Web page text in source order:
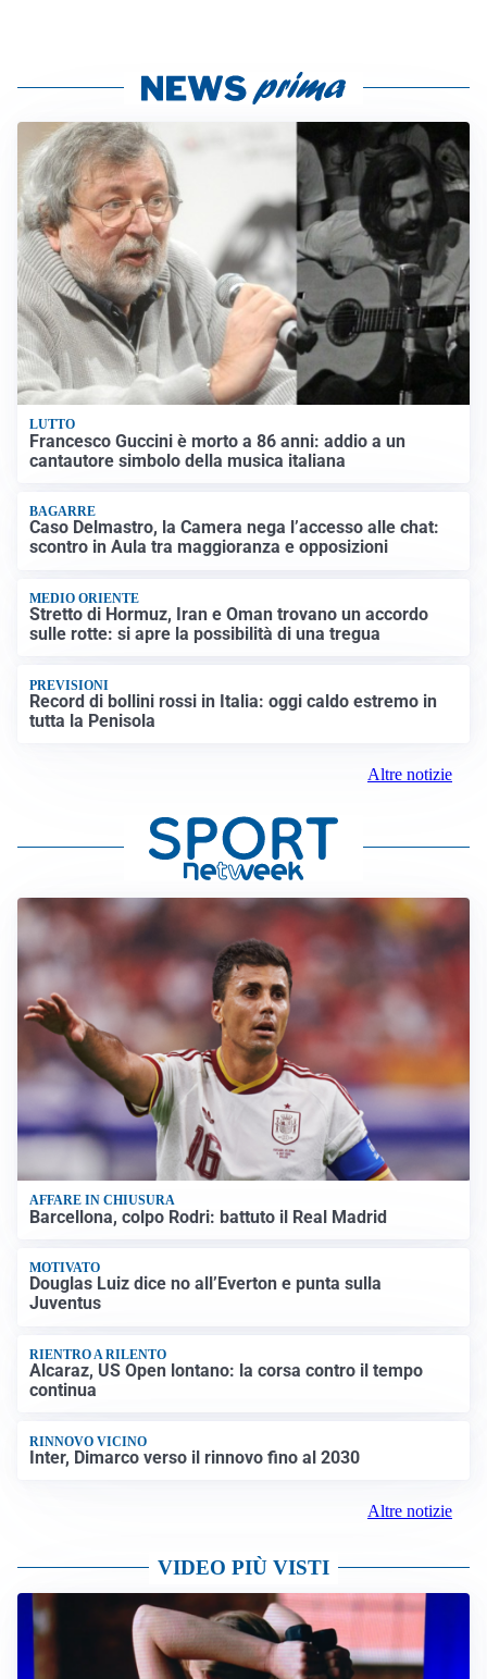
LUTTO
Francesco Guccini è morto a 86 anni: addio a un
cantautore simbolo della musica italiana
BAGARRE
Caso Delmastro, la Camera nega l’accesso alle chat:
scontro in Aula tra maggioranza e opposizioni
MEDIO ORIENTE
Stretto di Hormuz, Iran e Oman trovano un accordo
sulle rotte: si apre la possibilità di una tregua
PREVISIONI
Record di bollini rossi in Italia: oggi caldo estremo in
tutta la Penisola
Altre notizie
AFFARE IN CHIUSURA
Barcellona, colpo Rodri: battuto il Real Madrid
MOTIVATO
Douglas Luiz dice no all’Everton e punta sulla
Juventus
RIENTRO A RILENTO
Alcaraz, US Open lontano: la corsa contro il tempo
continua
RINNOVO VICINO
Inter, Dimarco verso il rinnovo fino al 2030
Altre notizie
VIDEO PIÙ VISTI